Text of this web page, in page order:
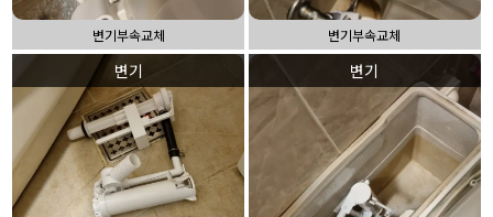
변기부속교체 변기부속교체
변기 변기